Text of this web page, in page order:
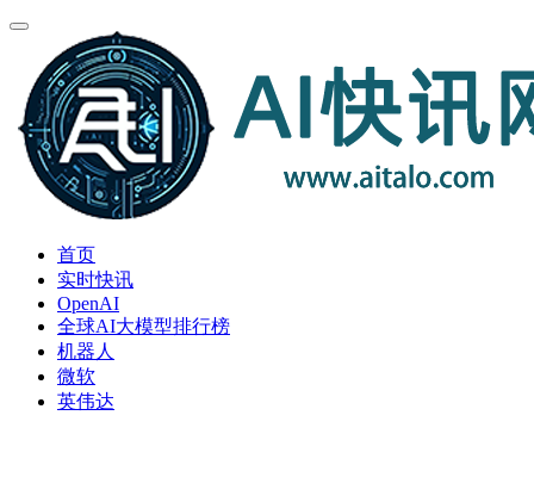
首页
实时快讯
OpenAI
全球AI大模型排行榜
机器人
微软
英伟达